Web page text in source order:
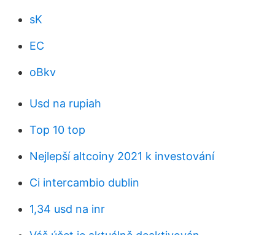
sK
EC
oBkv
Usd na rupiah
Top 10 top
Nejlepší altcoiny 2021 k investování
Ci intercambio dublin
1,34 usd na inr